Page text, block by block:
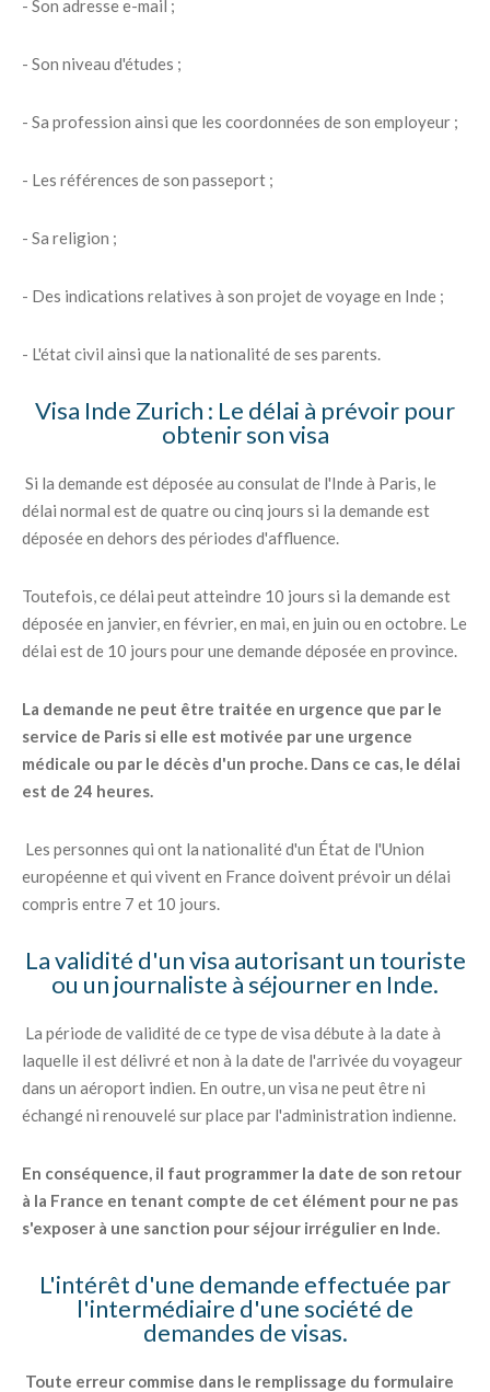
- Son adresse e-mail ;
- Son niveau d'études ;
- Sa profession ainsi que les coordonnées de son employeur ;
- Les références de son passeport ;
- Sa religion ;
- Des indications relatives à son projet de voyage en Inde ;
- L'état civil ainsi que la nationalité de ses parents.
Visa Inde Zurich : Le délai à prévoir pour
obtenir son visa
Si la demande est déposée au consulat de l'Inde à Paris, le
délai normal est de quatre ou cinq jours si la demande est
déposée en dehors des périodes d'affluence.
Toutefois, ce délai peut atteindre 10 jours si la demande est
déposée en janvier, en février, en mai, en juin ou en octobre. Le
délai est de 10 jours pour une demande déposée en province.
La demande ne peut être traitée en urgence que par le
service de Paris si elle est motivée par une urgence
médicale ou par le décès d'un proche. Dans ce cas, le délai
est de 24 heures.
Les personnes qui ont la nationalité d'un État de l'Union
européenne et qui vivent en France doivent prévoir un délai
compris entre 7 et 10 jours.
La validité d'un visa autorisant un touriste
ou un journaliste à séjourner en Inde.
La période de validité de ce type de visa débute à la date à
laquelle il est délivré et non à la date de l'arrivée du voyageur
dans un aéroport indien. En outre, un visa ne peut être ni
échangé ni renouvelé sur place par l'administration indienne.
En conséquence, il faut programmer la date de son retour
à la France en tenant compte de cet élément pour ne pas
s'exposer à une sanction pour séjour irrégulier en Inde.
L'intérêt d'une demande effectuée par
l'intermédiaire d'une société de
demandes de visas.
Toute erreur commise dans le remplissage du formulaire